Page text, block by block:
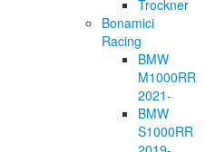
Trockner
Bonamici
Racing
BMW
M1000RR
2021-
BMW
S1000RR